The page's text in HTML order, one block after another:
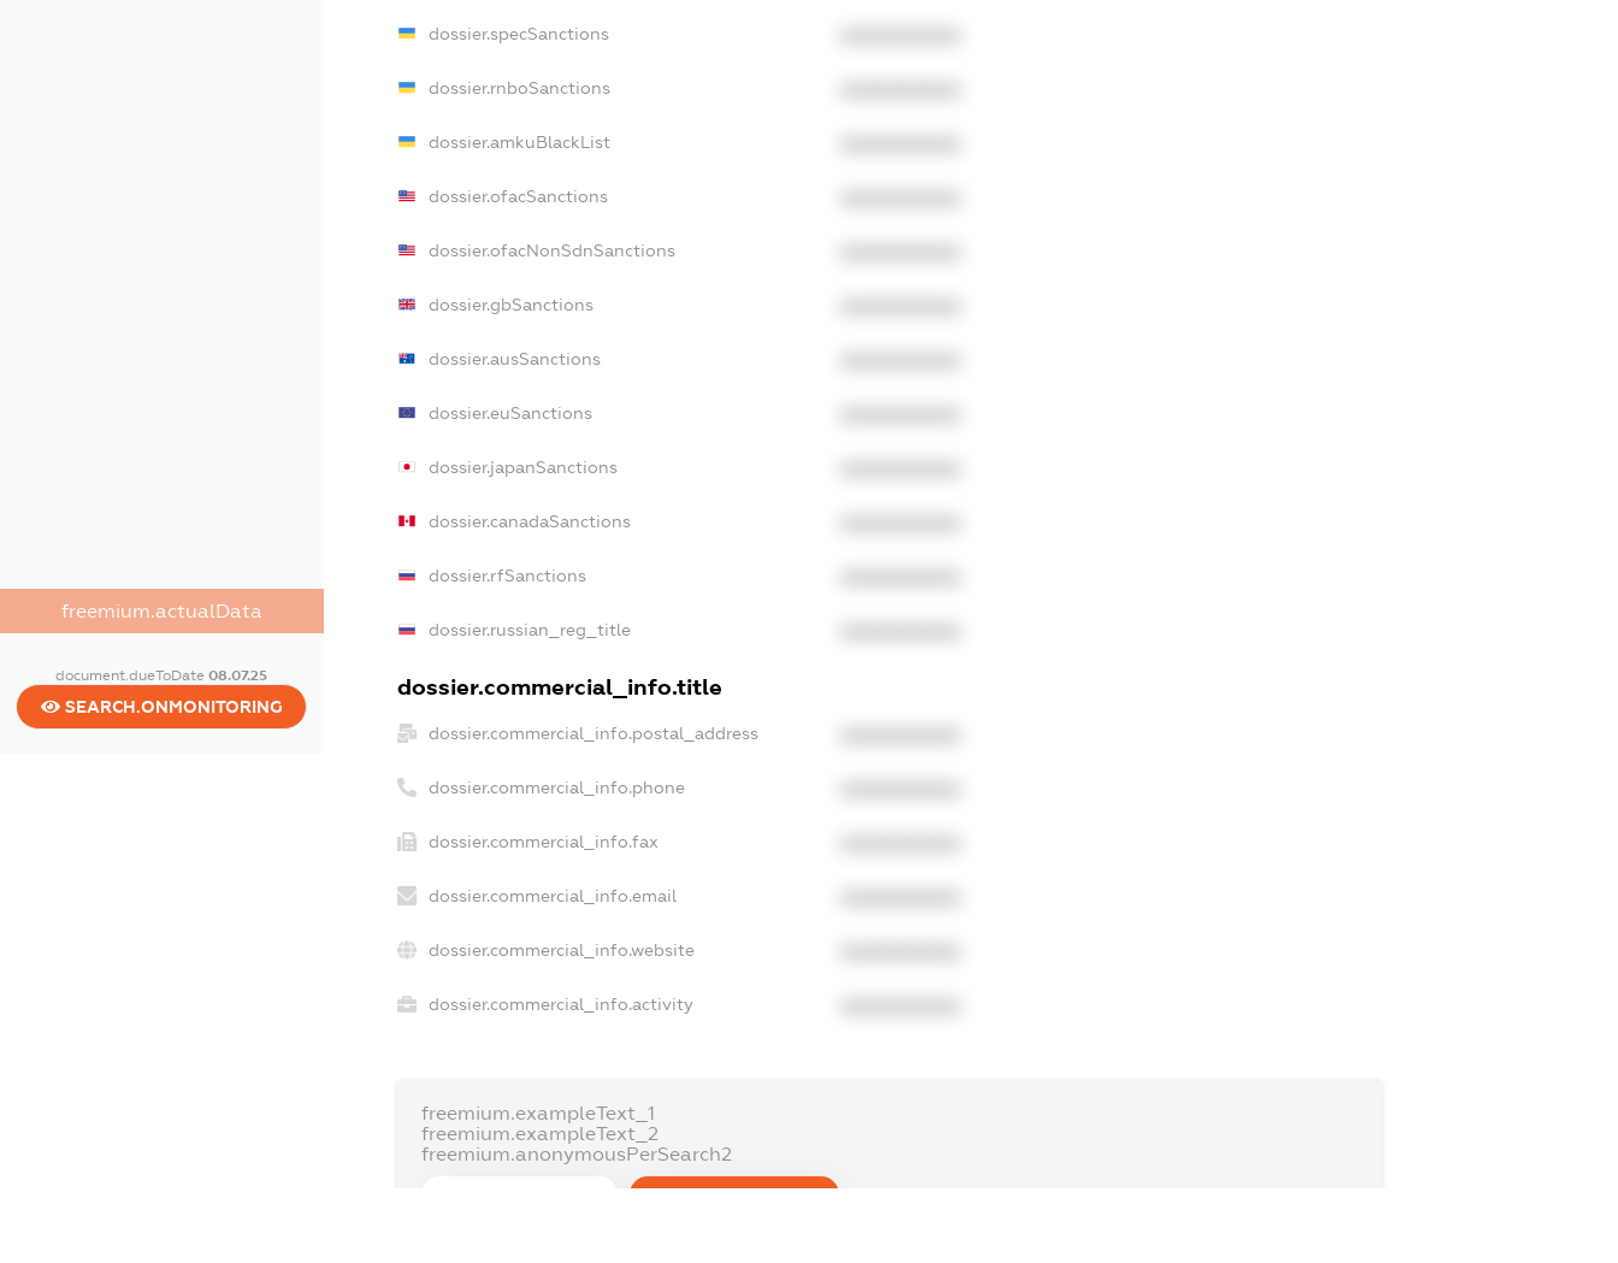
freemium.actualData
document.dueToDate08.07.25
SEARCH.ONMONITORING
dossier.specSanctions
dossier.rnboSanctions
dossier.amkuBlackList
dossier.ofacSanctions
dossier.ofacNonSdnSanctions
dossier.gbSanctions
dossier.ausSanctions
dossier.euSanctions
dossier.japanSanctions
dossier.canadaSanctions
dossier.rfSanctions
dossier.russian_reg_title
dossier.commercial_info.title
dossier.commercial_info.postal_address
dossier.commercial_info.phone
dossier.commercial_info.fax
dossier.commercial_info.email
dossier.commercial_info.website
dossier.commercial_info.activity
freemium.exampleText_1
freemium.exampleText_2
freemium.anonymousPerSearch2
FREEMIUM.REGISTER